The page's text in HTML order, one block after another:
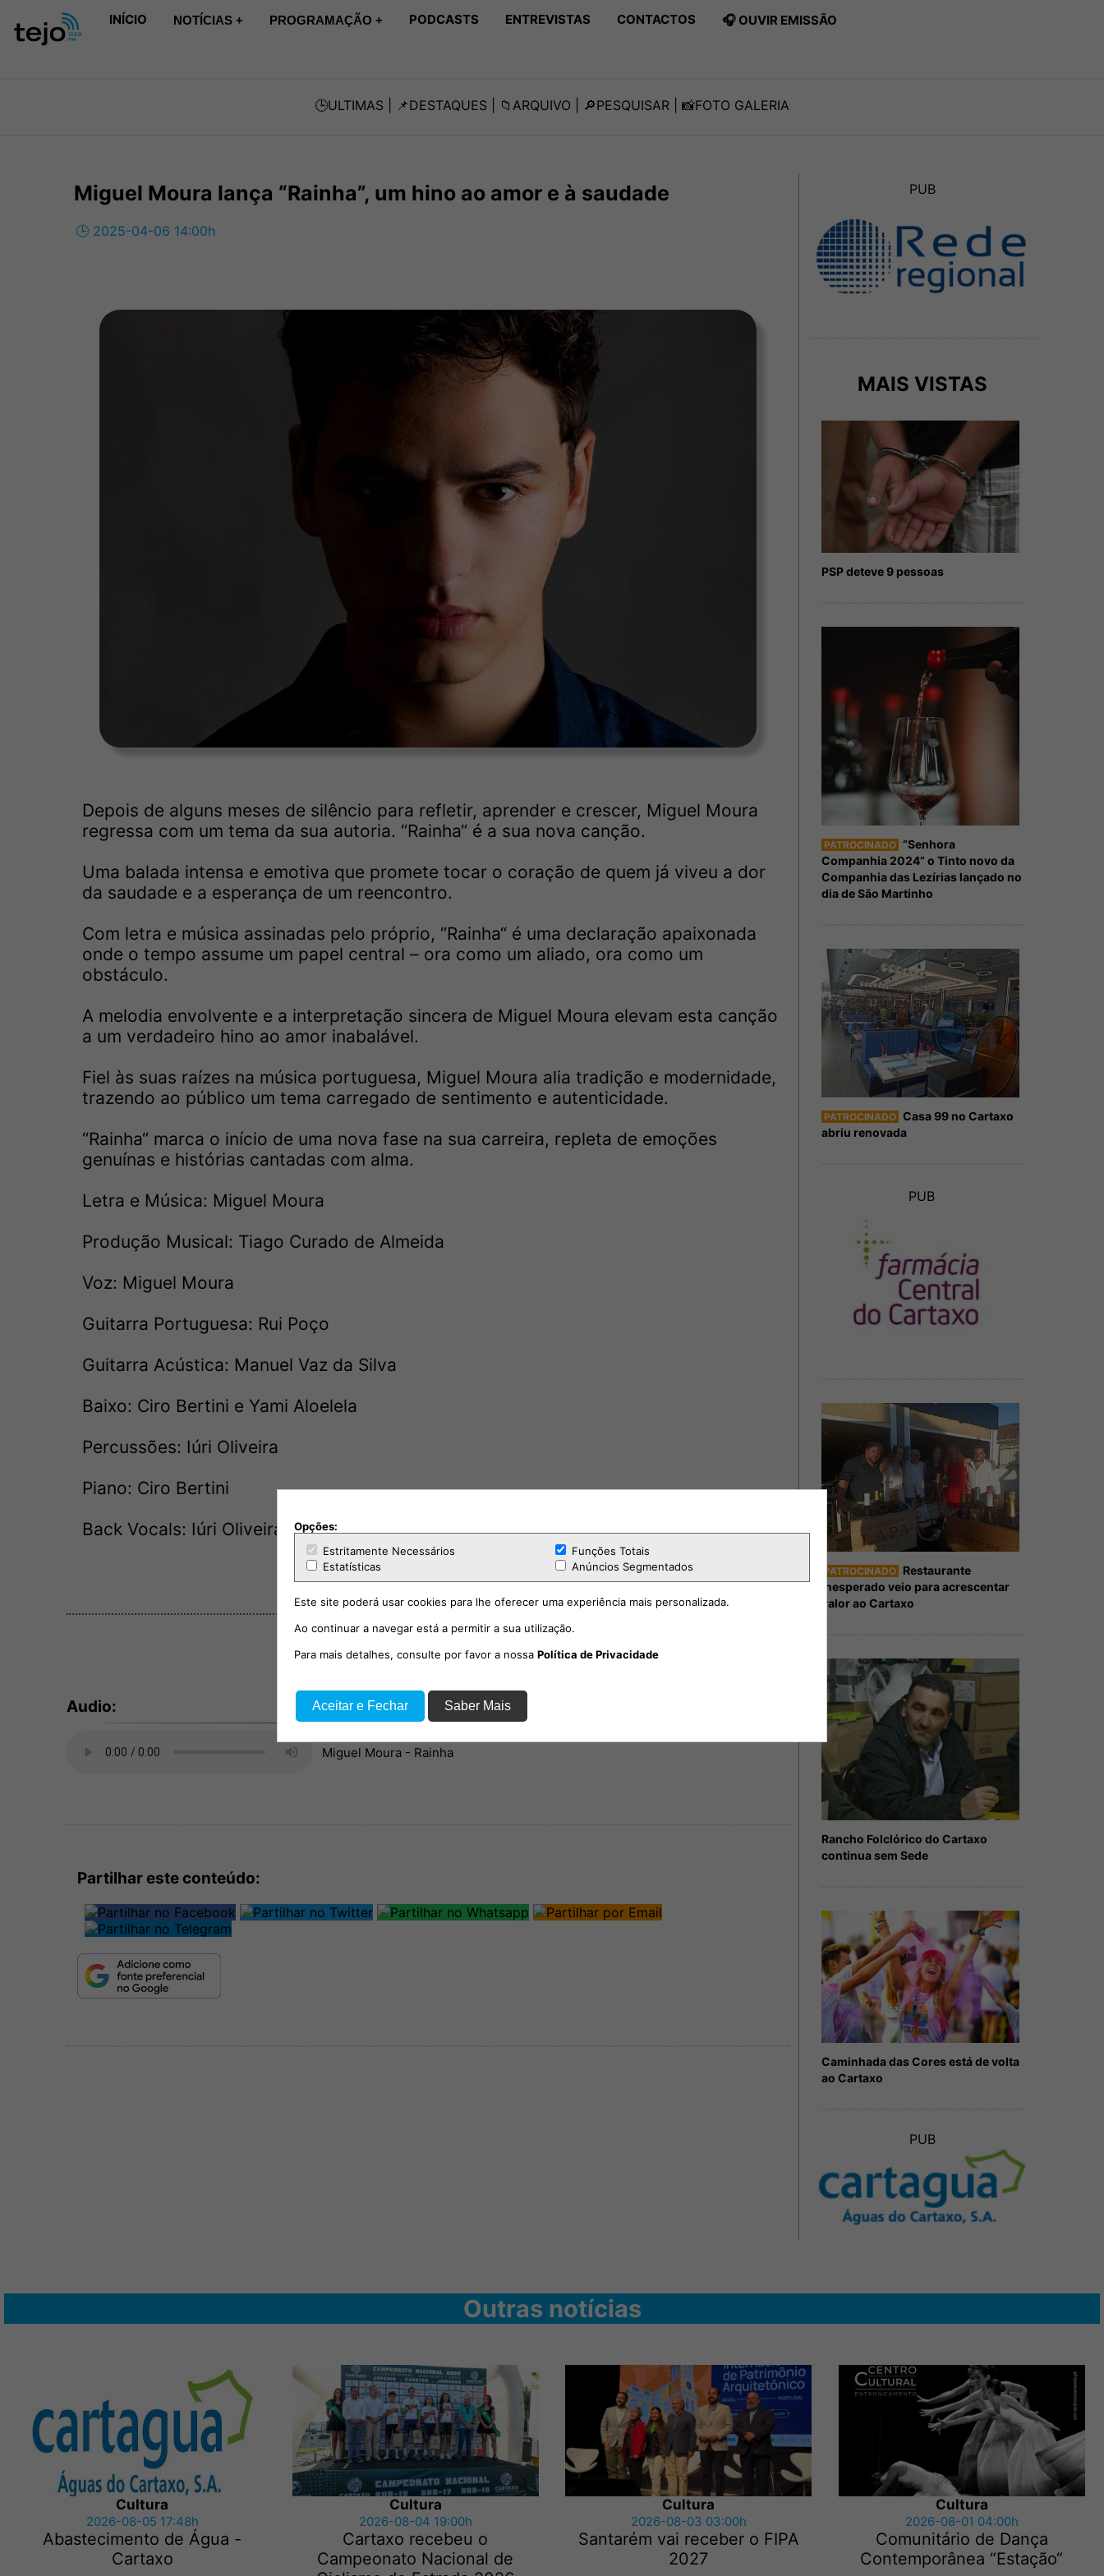
INÍCIO NOTÍCIAS + PROGRAMAÇÃO + PODCASTS ENTREVISTAS CONTACTOS 🎧 OUVIR EMISSÃO
🕒ULTIMAS | 📌DESTAQUES | 📁 ARQUIVO | 🔎PESQUISAR | 📸FOTO GALERIA
Miguel Moura lança “Rainha”, um hino ao amor e à saudade
🕒 2025-04-06 14:00h
Depois de alguns meses de silêncio para refletir, aprender e crescer, Miguel Moura
regressa com um tema da sua autoria. “Rainha“ é a sua nova canção.
Uma balada intensa e emotiva que promete tocar o coração de quem já viveu a dor
da saudade e a esperança de um reencontro.
Com letra e música assinadas pelo próprio, “Rainha“ é uma declaração apaixonada
onde o tempo assume um papel central – ora como um aliado, ora como um
obstáculo.
A melodia envolvente e a interpretação sincera de Miguel Moura elevam esta canção
a um verdadeiro hino ao amor inabalável.
Fiel às suas raízes na música portuguesa, Miguel Moura alia tradição e modernidade,
trazendo ao público um tema carregado de sentimento e autenticidade.
“Rainha“ marca o início de uma nova fase na sua carreira, repleta de emoções
genuínas e histórias cantadas com alma.
Letra e Música: Miguel Moura
Produção Musical: Tiago Curado de Almeida
Voz: Miguel Moura
Guitarra Portuguesa: Rui Poço
Guitarra Acústica: Manuel Vaz da Silva
Baixo: Ciro Bertini e Yami Aloelela
Percussões: Iúri Oliveira
Piano: Ciro Bertini
Back Vocals: Iúri Oliveira
Audio:
Miguel Moura - Rainha
Partilhar este conteúdo:
PUB
MAIS VISTAS
PSP deteve 9 pessoas
PATROCINADO “Senhora
Companhia 2024” o Tinto novo da
Companhia das Lezírias lançado no
dia de São Martinho
PATROCINADO Casa 99 no Cartaxo
abriu renovada
PUB
PATROCINADO Restaurante
Inesperado veio para acrescentar
valor ao Cartaxo
Rancho Folclórico do Cartaxo
continua sem Sede
Caminhada das Cores está de volta
ao Cartaxo
PUB
Outras notícias
Cultura
2026-08-05 17:48h
Abastecimento de Água -
Cartaxo
Cultura
2026-08-04 19:00h
Cartaxo recebeu o
Campeonato Nacional de
Cultura
2026-08-03 03:00h
Santarém vai receber o FIPA
2027
Cultura
2026-08-01 04:00h
Comunitário de Dança
Contemporânea “Estação“
Opções:
Estritamente Necessários
Funções Totais
Estatísticas
Anúncios Segmentados
Este site poderá usar cookies para lhe oferecer uma experiência mais personalizada.
Ao continuar a navegar está a permitir a sua utilização.
Para mais detalhes, consulte por favor a nossa Política de Privacidade
Aceitar e Fechar Saber Mais